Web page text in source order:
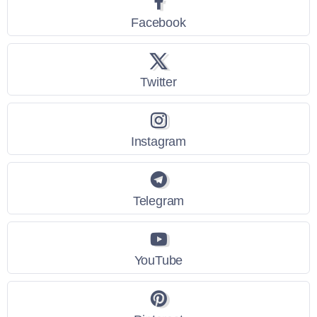
Facebook
Twitter
Instagram
Telegram
YouTube